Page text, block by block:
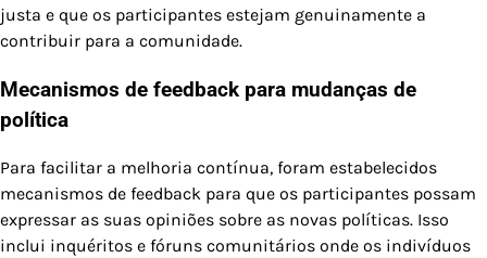
justa e que os participantes estejam genuinamente a
contribuir para a comunidade.
Mecanismos de feedback para mudanças de
política
Para facilitar a melhoria contínua, foram estabelecidos
mecanismos de feedback para que os participantes possam
expressar as suas opiniões sobre as novas políticas. Isso
inclui inquéritos e fóruns comunitários onde os indivíduos